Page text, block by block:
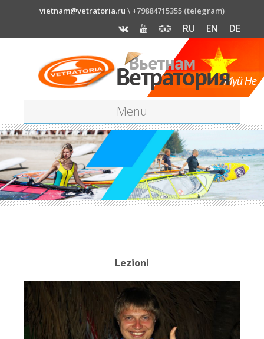
vietnam@vetratoria.ru \ +79884715355 (telegram)
RU EN DE
Menu
Lezioni
08_4.jpg